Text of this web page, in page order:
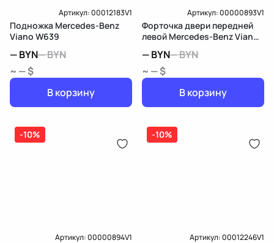
Артикул:00012183V1
Подножка Mercedes-Benz
Viano W639
—BYN—BYN
~ — $
В корзину
Артикул:00000893V1
Форточка двери передней
левой Mercedes-Benz Viano
—BYN—BYN
~ — $
В корзину
-10%
Артикул:00000894V1
-10%
Артикул:00012246V1